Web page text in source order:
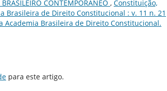
CONTEMPORÂNEO , Constituição,
Brasileira de Direito Constitucional : v. 11 n. 21
Academia Brasileira de Direito Constitucional.
para este artigo.